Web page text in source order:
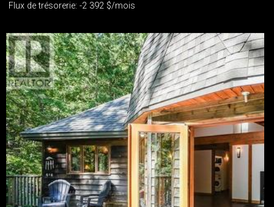
Flux de trésorerie: -2 392 $/mois